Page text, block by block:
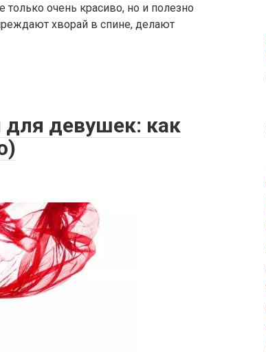
очень красиво, но и полезно
хворай в спине, делают
для девушек: как